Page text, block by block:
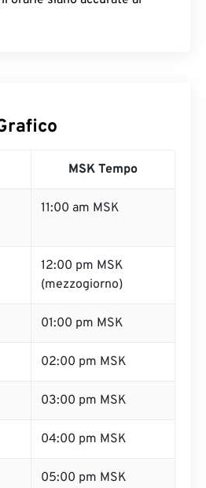
MSK Tempo
11:00 am MSK
12:00 pm MSK
(mezzogiorno)
01:00 pm MSK
02:00 pm MSK
03:00 pm MSK
04:00 pm MSK
05:00 pm MSK